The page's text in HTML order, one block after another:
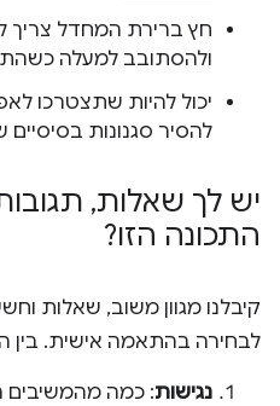
חץ ברירת המחדל צריך
ולהסתובב למעלה
יכול להיות שתצטרכו
להסיר סגנונות
יש לך שאלות,
התכונה הזו?
לבחירה בהתאמה אישית. בין
נגישות: כמה מהמשיבים